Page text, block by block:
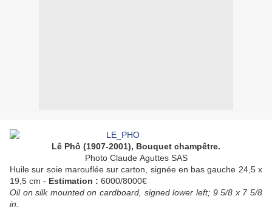
Lê Phô (1907-2001), Bouquet champêtre.
Photo Claude Aguttes SAS
Huile sur soie marouflée sur carton, signée en bas gauche 24,5 x
19,5 cm - Estimation : 6000/8000€
Oil on silk mounted on cardboard, signed lower left; 9 5/8 x 7 5/8
in.